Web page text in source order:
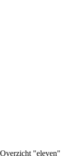
Overzicht "eleven"